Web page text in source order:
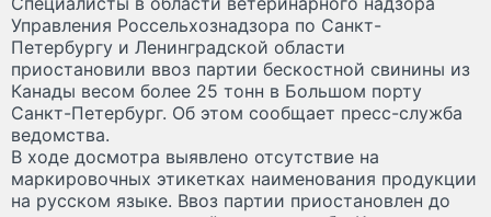
Управления Россельхознадзора по Санкт-
Петербургу и Ленинградской области
приостановили ввоз партии бескостной свинины из
Канады весом более 25 тонн в Большом порту
Санкт-Петербург. Об этом сообщает пресс-служба
ведомства.
В ходе досмотра выявлено отсутствие на
маркировочных этикетках наименования продукции
на русском языке. Ввоз партии приостановлен до